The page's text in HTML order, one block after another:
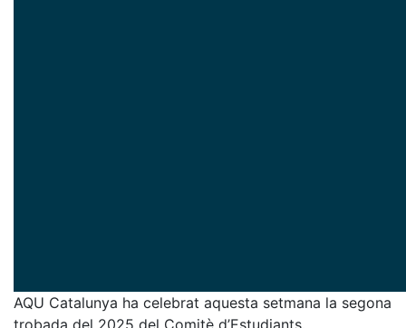
AQU Catalunya ha celebrat aquesta setmana la segona
trobada del 2025 del Comitè d’Estudiants.